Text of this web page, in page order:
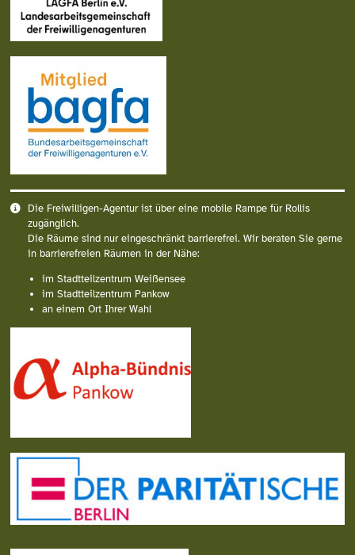
Die Freiwilligen-Agentur ist über eine mobile Rampe für Rollis
zugänglich.
Die Räume sind nur eingeschränkt barrierefrei. Wir beraten Sie gerne
in barrierefreien Räumen in der Nähe:
im Stadtteilzentrum Weißensee
im Stadtteilzentrum Pankow
an einem Ort Ihrer Wahl